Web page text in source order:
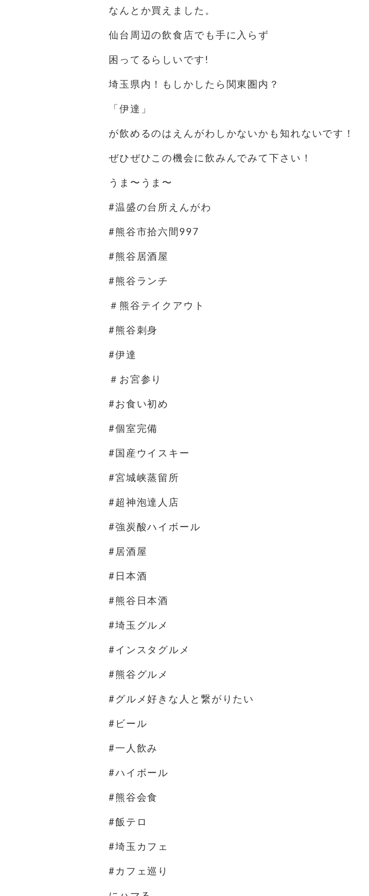
なんとか買えました。
仙台周辺の飲食店でも手に入らず
困ってるらしいです!
埼玉県内！もしかしたら関東圏内？
「伊達」
が飲めるのはえんがわしかないかも知れないです！
ぜひぜひこの機会に飲みんでみて下さい！
うま〜うま〜
#温盛の台所えんがわ
#熊谷市拾六間997
#熊谷居酒屋
#熊谷ランチ
＃熊谷テイクアウト
#熊谷刺身
#伊達
＃お宮参り
#お食い初め
#個室完備
#国産ウイスキー
#宮城峡蒸留所
#超神泡達人店
#強炭酸ハイボール
#居酒屋
#日本酒
#熊谷日本酒
#埼玉グルメ
#インスタグルメ
#熊谷グルメ
#グルメ好きな人と繋がりたい
#ビール
#一人飲み
#ハイボール
#熊谷会食
#飯テロ
#埼玉カフェ
#カフェ巡り